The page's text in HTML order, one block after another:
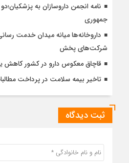
نامه انجمن داروسازان به
جمهوری
داروخانه‌ها میانه میدان خدمت رسانی
شرکت‌های پخش
قاچاق معکوس دارو در کشور کاهش
تاخیر بیمه سلامت در پرداخت
ثبت دیدگاه